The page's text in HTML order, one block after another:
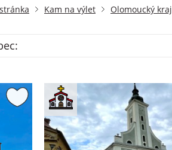
Kam na výlet Olomoucký kraj